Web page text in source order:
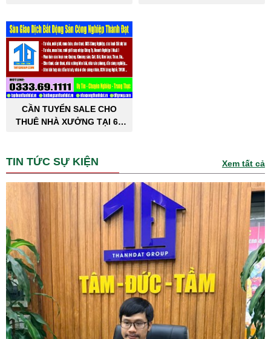
CẦN TUYỂN SALE CHO
THUÊ NHÀ XƯỞNG TẠI 63
TIN TỨC SỰ KIỆN Xem tất cả